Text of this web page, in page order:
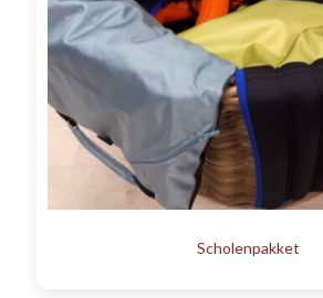
Scholenpakket